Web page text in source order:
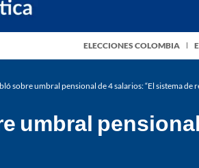
ELECCIONES COLOMBIA
sobre umbral pensional de 4 salarios: “El sistema de
umbral